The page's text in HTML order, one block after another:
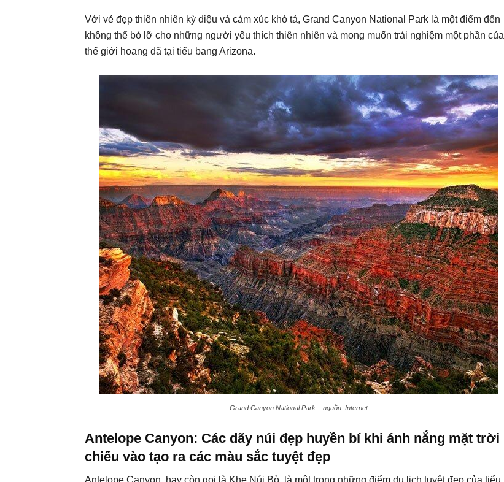
Với vẻ đẹp thiên nhiên kỳ diệu và cảm xúc khó tả, Grand Canyon National Park là một điểm đến
không thể bỏ lỡ cho những người yêu thích thiên nhiên và mong muốn trải nghiệm một phần của
thế giới hoang dã tại tiểu bang Arizona.
Grand Canyon National Park – nguồn: Internet
Antelope Canyon: Các dãy núi đẹp huyền bí khi ánh nắng mặt trời
chiếu vào tạo ra các màu sắc tuyệt đẹp
Antelope Canyon, hay còn gọi là Khe Núi Bò, là một trong những điểm du lịch tuyệt đẹp của tiểu